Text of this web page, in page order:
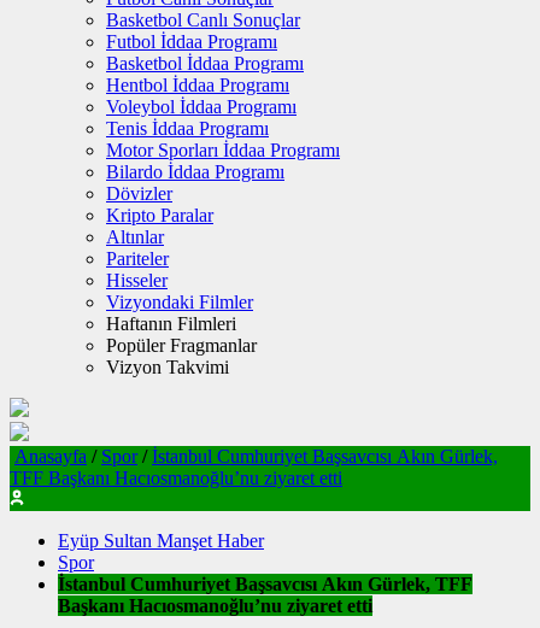
Basketbol Canlı Sonuçlar
Futbol İddaa Programı
Basketbol İddaa Programı
Hentbol İddaa Programı
Voleybol İddaa Programı
Tenis İddaa Programı
Motor Sporları İddaa Programı
Bilardo İddaa Programı
Dövizler
Kripto Paralar
Altınlar
Pariteler
Hisseler
Vizyondaki Filmler
Haftanın Filmleri
Popüler Fragmanlar
Vizyon Takvimi
Anasayfa / Spor / İstanbul Cumhuriyet Başsavcısı Akın Gürlek,
TFF Başkanı Hacıosmanoğlu’nu ziyaret etti
Eyüp Sultan Manşet Haber
Spor
İstanbul Cumhuriyet Başsavcısı Akın Gürlek, TFF
Başkanı Hacıosmanoğlu’nu ziyaret etti